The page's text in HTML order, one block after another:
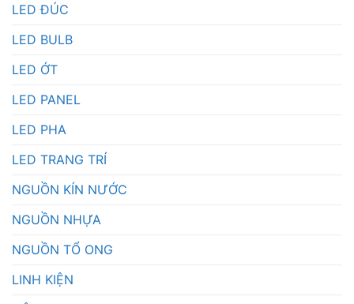
LED ĐÚC
LED BULB
LED ỚT
LED PANEL
LED PHA
LED TRANG TRÍ
NGUỒN KÍN NƯỚC
NGUỒN NHỰA
NGUỒN TỔ ONG
LINH KIỆN